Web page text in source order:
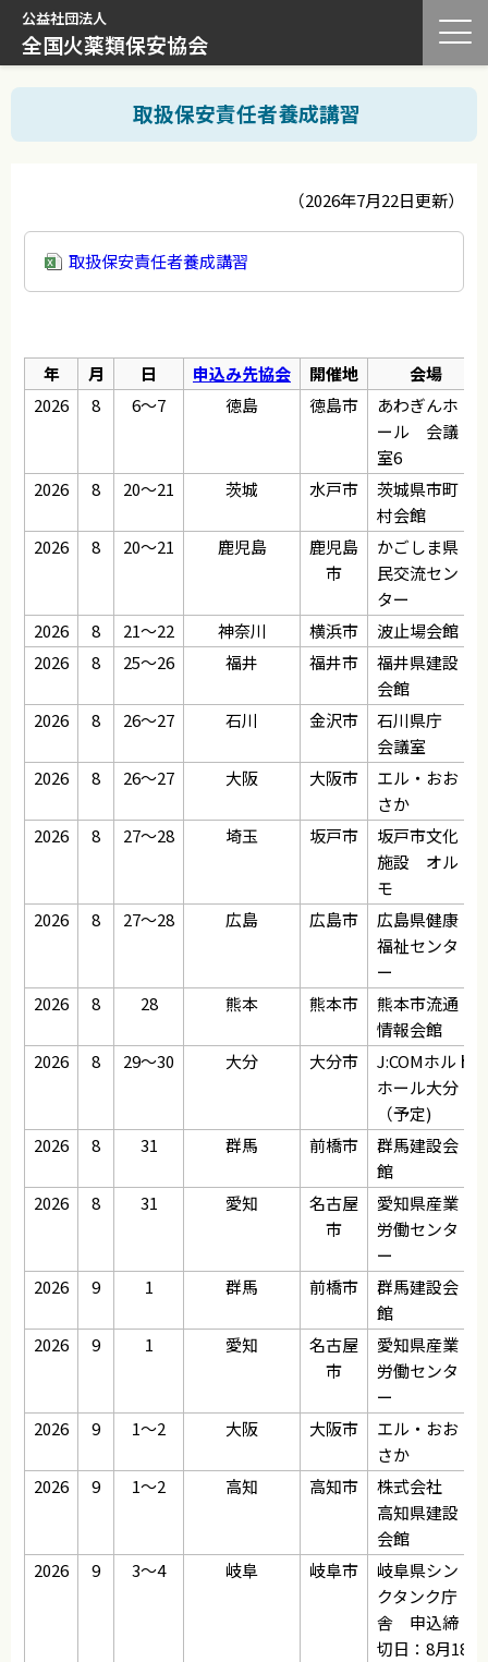
公益社団法人
全国火薬類保安協会
取扱保安責任者養成講習
（2026年7月22日更新）
取扱保安責任者養成講習
年 月 日 申込み先協会 開催地
会場
2026
8 6～7 徳島 徳島市
あわぎんホ
ール 会議
室6
2026
8 20～21 茨城 水戸市
茨城県市町
村会館
2026
8 20～21 鹿児島
鹿児島
市
かごしま県
民交流セン
ター
2026
8 21～22 神奈川 横浜市
波止場会館
2026
8 25～26 福井 福井市
福井県建設
会館
2026
8 26～27 石川 金沢市
石川県庁
会議室
2026
8 26～27 大阪 大阪市
エル・おお
さか
2026
8 27～28 埼玉 坂戸市
坂戸市文化
施設 オル
モ
2026
8 27～28 広島 広島市
広島県健康
福祉センタ
ー
2026
8 28 熊本 熊本市
熊本市流通
情報会館
2026
8 29～30 大分 大分市
J:COMホルト
ホール大分
（予定)
2026
8 31 群馬 前橋市
群馬建設会
館
2026
8 31 愛知
名古屋
市
愛知県産業
労働センタ
ー
2026
9 1 群馬 前橋市
群馬建設会
館
2026
9 1 愛知
名古屋
市
愛知県産業
労働センタ
ー
2026
9 1～2 大阪 大阪市
エル・おお
さか
2026
9 1～2 高知 高知市
株式会社
高知県建設
会館
2026
9 3～4 岐阜 岐阜市
岐阜県シン
クタンク庁
舎 申込締
切日：8月18